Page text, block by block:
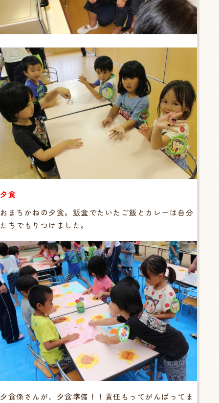
夕食
おまちかねの夕食。飯盒でたいたご飯とカレーは自分
たちでもりつけました。
夕食係さんが、夕食準備！！責任もってがんばってま